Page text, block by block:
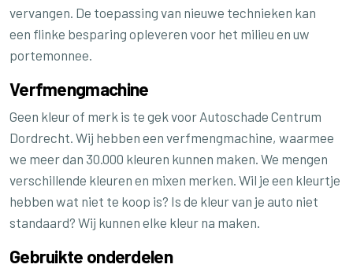
vervangen. De toepassing van nieuwe technieken kan
een flinke besparing opleveren voor het milieu en uw
portemonnee.
Verfmengmachine
Geen kleur of merk is te gek voor Autoschade Centrum
Dordrecht. Wij hebben een verfmengmachine, waarmee
we meer dan 30.000 kleuren kunnen maken. We mengen
verschillende kleuren en mixen merken. Wil je een kleurtje
hebben wat niet te koop is? Is de kleur van je auto niet
standaard? Wij kunnen elke kleur na maken.
Gebruikte onderdelen